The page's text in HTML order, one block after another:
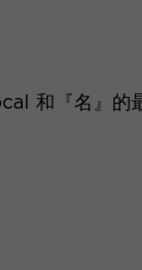
和『名』的